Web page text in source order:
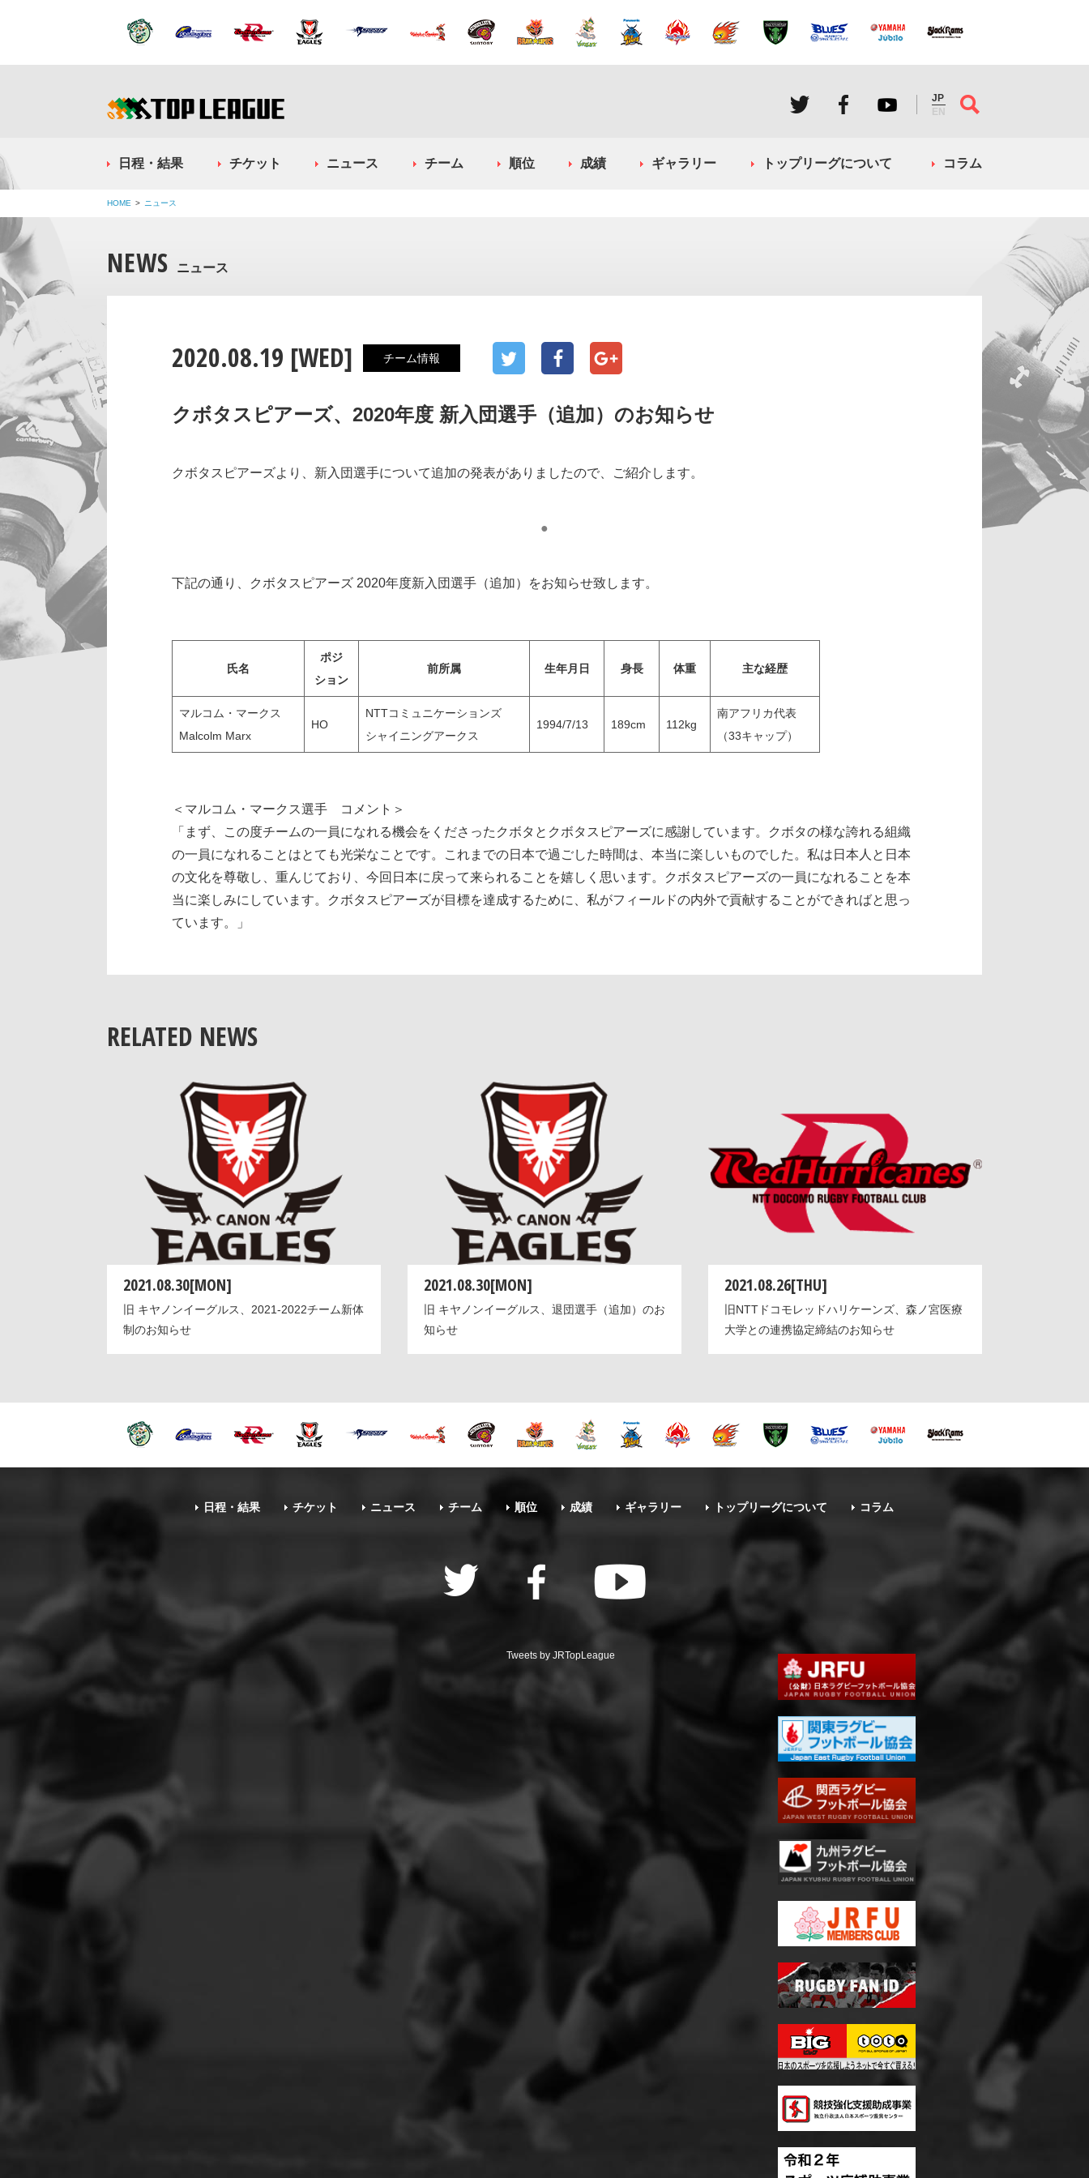
JP
EN
日程・結果 チケット ニュース チーム 順位 成績 ギャラリー トップリーグについて コラム
HOME ニュース
NEWS ニュース
2020.08.19 [WED] チーム情報
クボタスピアーズ、2020年度 新入団選手（追加）のお知らせ
クボタスピアーズより、新入団選手について追加の発表がありましたので、ご紹介します。
●
下記の通り、クボタスピアーズ 2020年度新入団選手（追加）をお知らせ致します。
氏名
ポジ
ション
前所属 生年月日 身長 体重 主な経歴
マルコム・マークス
Malcolm Marx
HO
NTTコミュニケーションズ
シャイニングアークス
1994/7/13 189cm 112kg
南アフリカ代表
（33キャップ）
＜マルコム・マークス選手 コメント＞
「まず、この度チームの一員になれる機会をくださったクボタとクボタスピアーズに感謝しています。クボタの様な誇れる組織
の一員になれることはとても光栄なことです。これまでの日本で過ごした時間は、本当に楽しいものでした。私は日本人と日本
の文化を尊敬し、重んじており、今回日本に戻って来られることを嬉しく思います。クボタスピアーズの一員になれることを本
当に楽しみにしています。クボタスピアーズが目標を達成するために、私がフィールドの内外で貢献することができればと思っ
ています。」
RELATED NEWS
2021.08.30[MON]
旧 キヤノンイーグルス、2021-2022チーム新体
制のお知らせ
2021.08.30[MON]
旧 キヤノンイーグルス、退団選手（追加）のお
知らせ
2021.08.26[THU]
旧NTTドコモレッドハリケーンズ、森ノ宮医療
大学との連携協定締結のお知らせ
日程・結果 チケット ニュース チーム 順位 成績 ギャラリー トップリーグについて コラム
Tweets by JRTopLeague